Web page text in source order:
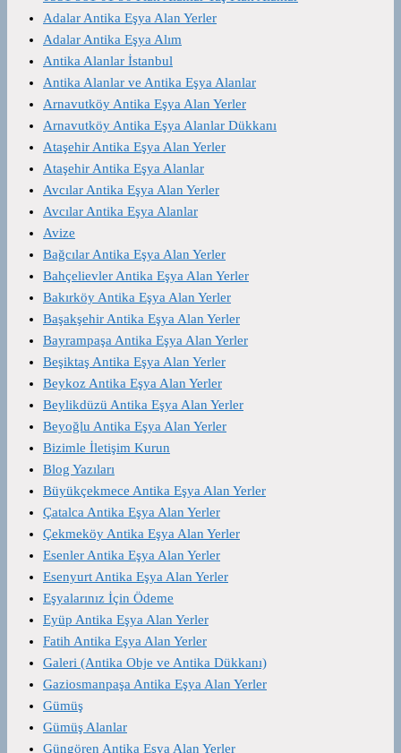
Adalar Antika Eşya Alan Yerler
Adalar Antika Eşya Alım
Antika Alanlar İstanbul
Antika Alanlar ve Antika Eşya Alanlar
Arnavutköy Antika Eşya Alan Yerler
Arnavutköy Antika Eşya Alanlar Dükkanı
Ataşehir Antika Eşya Alan Yerler
Ataşehir Antika Eşya Alanlar
Avcılar Antika Eşya Alan Yerler
Avcılar Antika Eşya Alanlar
Avize
Bağcılar Antika Eşya Alan Yerler
Bahçelievler Antika Eşya Alan Yerler
Bakırköy Antika Eşya Alan Yerler
Başakşehir Antika Eşya Alan Yerler
Bayrampaşa Antika Eşya Alan Yerler
Beşiktaş Antika Eşya Alan Yerler
Beykoz Antika Eşya Alan Yerler
Beylikdüzü Antika Eşya Alan Yerler
Beyoğlu Antika Eşya Alan Yerler
Bizimle İletişim Kurun
Blog Yazıları
Büyükçekmece Antika Eşya Alan Yerler
Çatalca Antika Eşya Alan Yerler
Çekmeköy Antika Eşya Alan Yerler
Esenler Antika Eşya Alan Yerler
Esenyurt Antika Eşya Alan Yerler
Eşyalarınız İçin Ödeme
Eyüp Antika Eşya Alan Yerler
Fatih Antika Eşya Alan Yerler
Galeri (Antika Obje ve Antika Dükkanı)
Gaziosmanpaşa Antika Eşya Alan Yerler
Gümüş
Gümüş Alanlar
Güngören Antika Eşya Alan Yerler